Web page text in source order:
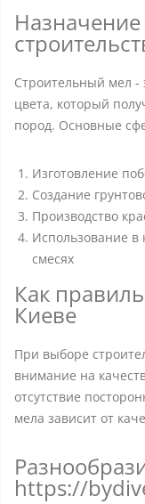
Строительный мел -
цвета, который
пород. Основные
Изготовление
Создание
Производство
Использование в
смесях
Как
Киеве
При выборе
внимание на
отсутствие
мела зависит от
https://